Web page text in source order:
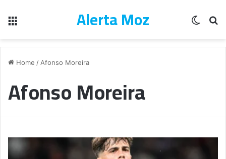
Alerta Moz
Home / Afonso Moreira
Afonso Moreira